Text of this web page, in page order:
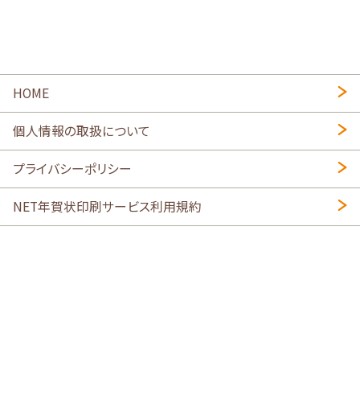
HOME
個人情報の取扱について
プライバシーポリシー
NET年賀状印刷サービス利用規約